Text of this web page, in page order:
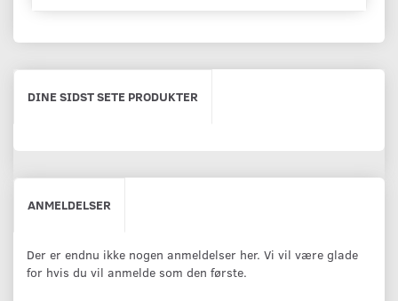
DINE SIDST SETE PRODUKTER
ANMELDELSER
Der er endnu ikke nogen anmeldelser her. Vi vil være glade
for hvis du vil anmelde som den første.